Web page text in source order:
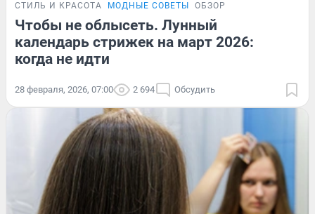
СТИЛЬ И КРАСОТА МОДНЫЕ СОВЕТЫ ОБЗОР
Чтобы не облысеть. Лунный
календарь стрижек на март 2026:
когда не идти
28 февраля, 2026, 07:00 2 694 Обсудить